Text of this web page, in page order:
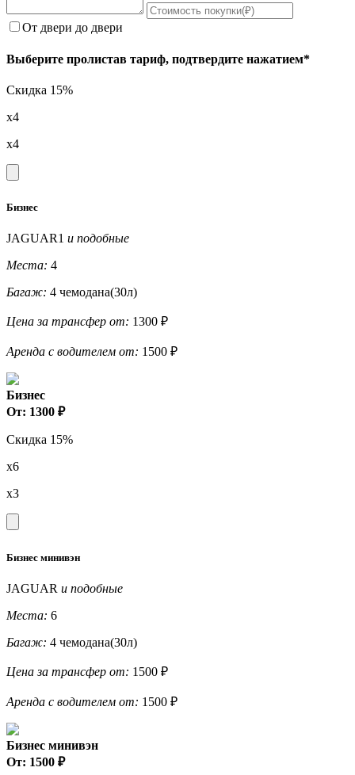
От двери до двери
Выберите пролистав тариф, подтвердите нажатием*
Скидка 15%
x4
x4
Бизнес
JAGUAR1 и подобные
Места: 4
Багаж: 4 чемодана(30л)
Цена за трансфер от: 1300 ₽
Аренда с водителем от: 1500 ₽
Бизнес
От: 1300 ₽
Скидка 15%
x6
x3
Бизнес минивэн
JAGUAR и подобные
Места: 6
Багаж: 4 чемодана(30л)
Цена за трансфер от: 1500 ₽
Аренда с водителем от: 1500 ₽
Бизнес минивэн
От: 1500 ₽